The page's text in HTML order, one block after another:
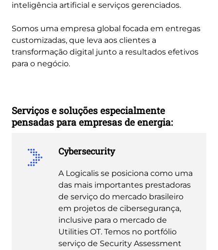
inteligência artificial e serviços gerenciados.
Somos uma empresa global focada em entregas
customizadas, que leva aos clientes a
transformação digital junto a resultados efetivos
para o negócio.
Serviços e soluções especialmente
pensadas para empresas de energia:
Cybersecurity
A Logicalis se posiciona como uma
das mais importantes prestadoras
de serviço do mercado brasileiro
em projetos de cibersegurança,
inclusive para o mercado de
Utilities OT. Temos no portfólio
serviço de Security Assessment